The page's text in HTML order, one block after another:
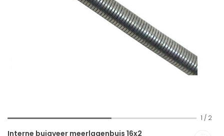
1 / 2
Interne buigveer meerlagenbuis 16x2